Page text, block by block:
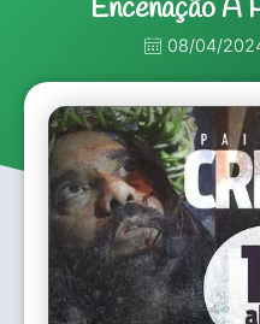
Encenação A
08/04/